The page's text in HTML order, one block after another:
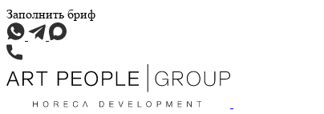
Заполнить бриф